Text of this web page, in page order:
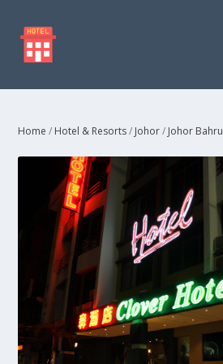
Home / Hotel & Resorts/ Johor/ Johor Bahru